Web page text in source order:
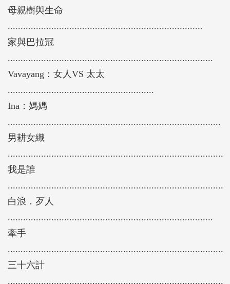
母親樹與生命
............................................................................
家與巴拉冠
................................................................................
Vavayang：女人VS 太太
.........................................................
Ina：媽媽
...................................................................................
男耕女織
....................................................................................
我是誰
....................................................................................
白浪．歹人
................................................................................
牽手
....................................................................................
三十六計
....................................................................................